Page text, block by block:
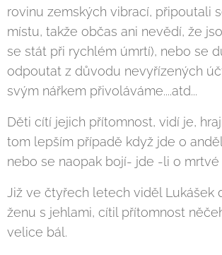
rovinu zemských vibrací, připoutali
místu, takže občas ani nevědí, že
se stát při rychlém úmrtí), nebo se
odpoutat z důvodu nevyřízených
svým nářkem přivoláváme....atd...
Děti cítí jejich přítomnost, vidí je,
tom lepším případě když jde o
nebo se naopak bojí- jde -li o mrtvé
Již ve čtyřech letech viděl Lukášek
ženu s jehlami, cítil přítomnost
velice bál.